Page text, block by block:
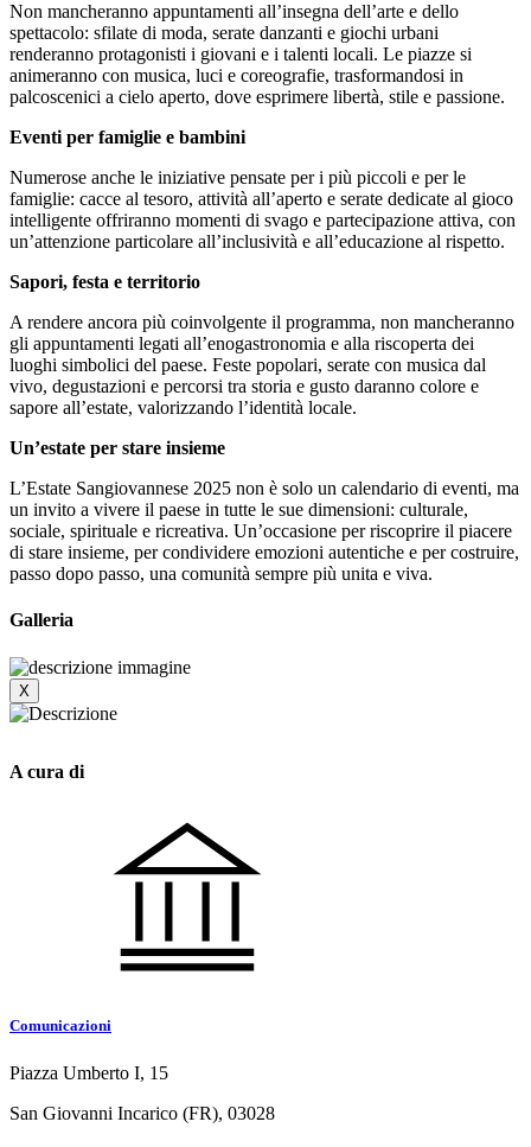
Non mancheranno appuntamenti all’insegna dell’arte e dello
spettacolo: sfilate di moda, serate danzanti e giochi urbani
renderanno protagonisti i giovani e i talenti locali. Le piazze si
animeranno con musica, luci e coreografie, trasformandosi in
palcoscenici a cielo aperto, dove esprimere libertà, stile e passione.
Eventi per famiglie e bambini
Numerose anche le iniziative pensate per i più piccoli e per le
famiglie: cacce al tesoro, attività all’aperto e serate dedicate al gioco
intelligente offriranno momenti di svago e partecipazione attiva, con
un’attenzione particolare all’inclusività e all’educazione al rispetto.
Sapori, festa e territorio
A rendere ancora più coinvolgente il programma, non mancheranno
gli appuntamenti legati all’enogastronomia e alla riscoperta dei
luoghi simbolici del paese. Feste popolari, serate con musica dal
vivo, degustazioni e percorsi tra storia e gusto daranno colore e
sapore all’estate, valorizzando l’identità locale.
Un’estate per stare insieme
L’Estate Sangiovannese 2025 non è solo un calendario di eventi, ma
un invito a vivere il paese in tutte le sue dimensioni: culturale,
sociale, spirituale e ricreativa. Un’occasione per riscoprire il piacere
di stare insieme, per condividere emozioni autentiche e per costruire,
passo dopo passo, una comunità sempre più unita e viva.
Galleria
X
A cura di
Comunicazioni
Piazza Umberto I, 15
San Giovanni Incarico (FR), 03028